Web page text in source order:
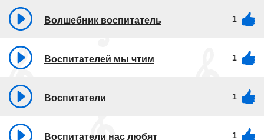
Волшебник воспитатель 1
Воспитателей мы чтим 1
Воспитатели 1
Воспитатели нас любят 1